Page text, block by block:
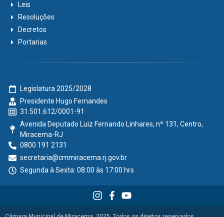
Leis
Resoluções
Decretos
Portarias
Legislatura 2025/2028
Presidente Hugo Fernandes
31.501.612/0001-91
Avenida Deputado Luiz Fernando Linhares, nº 131, Centro,
Miracema-RJ
0800 191 2131
secretaria@cmmiracema.rj.gov.br
Segunda à Sexta: 08:00 às 17:00 hrs